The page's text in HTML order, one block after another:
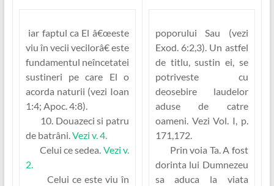
iar faptul ca El â€œeste
viu în vecii vecilorâ€ este
fundamentul neîncetatei
sustineri pe care El o
acorda naturii (vezi Ioan
1:4; Apoc. 4:8).
10. Douazeci si patru
de batrâni.Vezi v. 4.
Celui ce sedea. Vezi v.
2.
Celui ce este viu în
poporului Sau (vezi
Exod. 6:2,3). Un astfel
de titlu, sustin ei, se
potriveste cu
deosebire laudelor
aduse de catre
oameni. Vezi Vol. I, p.
171,172.
Prin voia Ta.A fost
dorinta lui Dumnezeu
sa aduca la viata